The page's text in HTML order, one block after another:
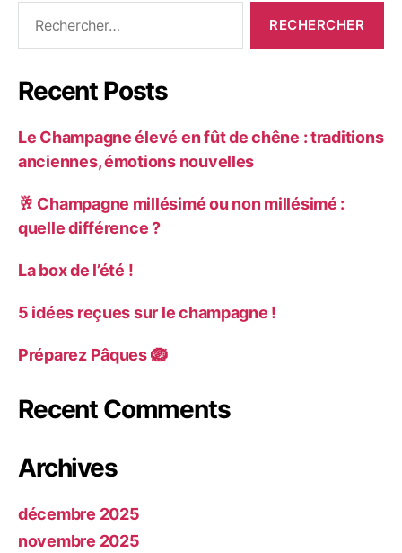
Recent Posts
Le Champagne élevé en fût de chêne : traditions
anciennes, émotions nouvelles
🥂 Champagne millésimé ou non millésimé :
quelle différence ?
La box de l’été !
5 idées reçues sur le champagne !
Préparez Pâques 🪺
Recent Comments
Archives
décembre 2025
novembre 2025